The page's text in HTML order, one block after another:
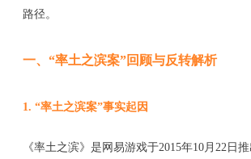
路径。
一、 “率土之滨案”回顾与反转解析
1. “率土之滨案”事实起因
《率土之滨》是网易游戏于2015年10月22日